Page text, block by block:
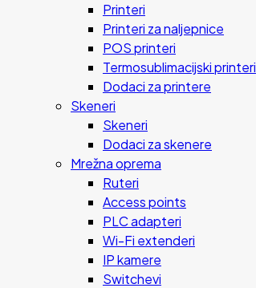
Printeri
Printeri za naljepnice
POS printeri
Termosublimacijski printeri
Dodaci za printere
Skeneri
Skeneri
Dodaci za skenere
Mrežna oprema
Ruteri
Access points
PLC adapteri
Wi-Fi extenderi
IP kamere
Switchevi